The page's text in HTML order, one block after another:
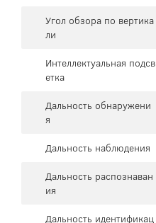
Угол обзора по вертика
ли
Интеллектуальная подсв
етка
Дальность обнаружени
я
Дальность наблюдения
Дальность распознаван
ия
Дальность идентификац